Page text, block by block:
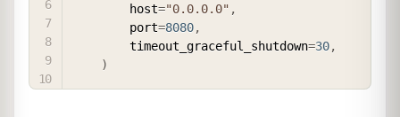
        host
="0.0.0.0" ,
        port
=8080,
        timeout_graceful_shutdown
=30,
)